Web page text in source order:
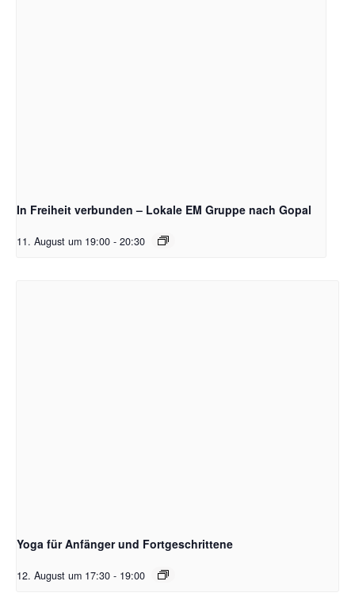
In Freiheit verbunden – Lokale EM Gruppe nach Gopal
11. August um 19:00 - 20:30
Yoga für Anfänger und Fortgeschrittene
12. August um 17:30 - 19:00